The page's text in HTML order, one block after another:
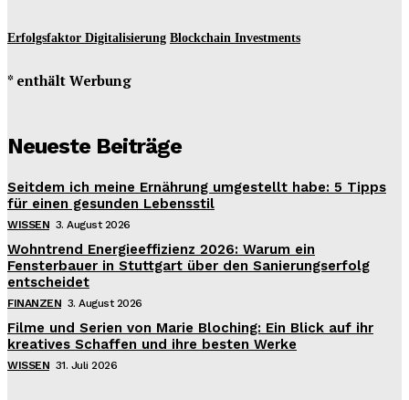
Erfolgsfaktor Digitalisierung Blockchain Investments
* enthält Werbung
Neueste Beiträge
Seitdem ich meine Ernährung umgestellt habe: 5 Tipps
für einen gesunden Lebensstil
WISSEN 3. August 2026
Wohntrend Energieeffizienz 2026: Warum ein
Fensterbauer in Stuttgart über den Sanierungserfolg
entscheidet
FINANZEN 3. August 2026
Filme und Serien von Marie Bloching: Ein Blick auf ihr
kreatives Schaffen und ihre besten Werke
WISSEN 31. Juli 2026